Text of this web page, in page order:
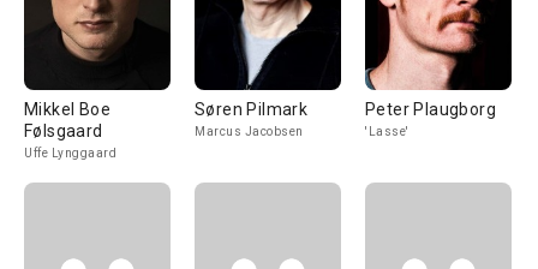
Mikkel Boe
Følsgaard
Uffe Lynggaard
Søren Pilmark
Marcus Jacobsen
Peter Plaugborg
'Lasse'